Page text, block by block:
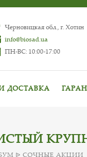
Черновицкая обл., г. Хотин
info@biosad.ua
ПН-ВС: 10:00-17:00
ДОСТАВКА
ᐉ СОЧНЫЕ АКЦИИ